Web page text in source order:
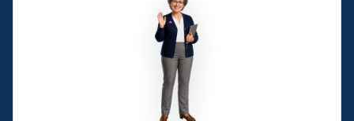
По вопросам обучения